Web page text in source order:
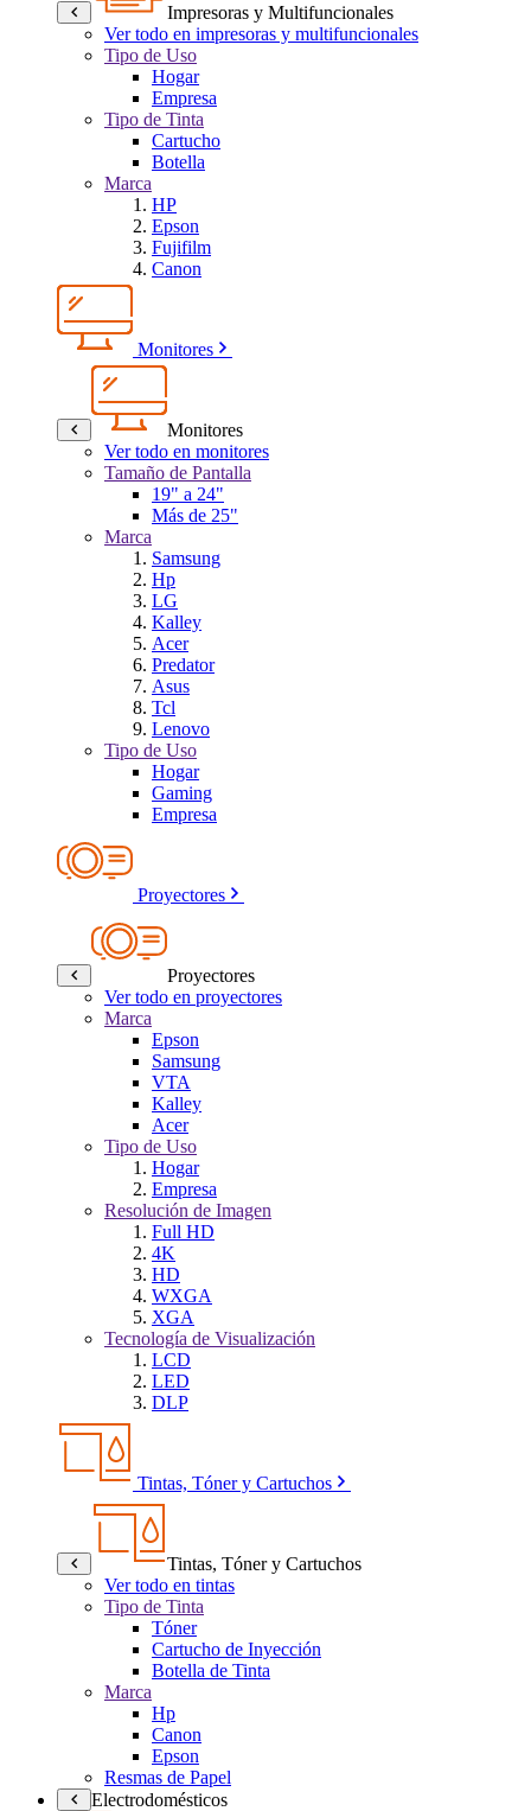
Impresoras y Multifuncionales
Ver todo en impresoras y multifuncionales
Tipo de Uso
Hogar
Empresa
Tipo de Tinta
Cartucho
Botella
Marca
HP
Epson
Fujifilm
Canon
Monitores
Monitores
Ver todo en monitores
Tamaño de Pantalla
19" a 24"
Más de 25"
Marca
Samsung
Hp
LG
Kalley
Acer
Predator
Asus
Tcl
Lenovo
Tipo de Uso
Hogar
Gaming
Empresa
Proyectores
Proyectores
Ver todo en proyectores
Marca
Epson
Samsung
VTA
Kalley
Acer
Tipo de Uso
Hogar
Empresa
Resolución de Imagen
Full HD
4K
HD
WXGA
XGA
Tecnología de Visualización
LCD
LED
DLP
Tintas, Tóner y Cartuchos
Tintas, Tóner y Cartuchos
Ver todo en tintas
Tipo de Tinta
Tóner
Cartucho de Inyección
Botella de Tinta
Marca
Hp
Canon
Epson
Resmas de Papel
Electrodomésticos